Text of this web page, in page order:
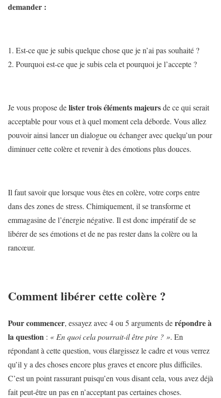
demander :
Est-ce que je subis quelque chose que je n’ai pas souhaité ?
Pourquoi est-ce que je subis cela et pourquoi je l’accepte ?
Je vous propose delister trois éléments majeursde ce qui serait
acceptable pour vous et à quel moment cela déborde. Vous allez
pouvoir ainsi lancer un dialogue ou échanger avec quelqu’un pour
diminuer cette colère et revenir à des émotions plus douces.
Il faut savoir que lorsque vous êtes en colère, votre corps entre
dans des zones de stress. Chimiquement, il se transforme et
emmagasine de l’énergie négative. Il est donc impératif de se
libérer de ses émotions et de ne pas rester dans la colère ou la
rancœur.
Comment libérer cette colère ?
Pour commencer, essayez avec 4 ou 5 arguments derépondre à
la question : « En quoi cela pourrait-il être pire ? ». En
répondant à cette question, vous élargissez le cadre et vous verrez
qu’il y a des choses encore plus graves et encore plus difficiles.
C’est un point rassurant puisqu’en vous disant cela, vous avez déjà
fait peut-être un pas en n’acceptant pas certaines choses.